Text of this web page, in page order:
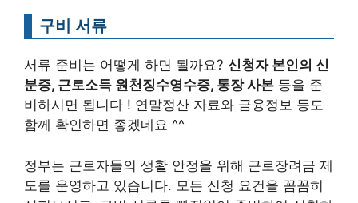
구비 서류
서류 준비는 어떻게 하면 될까요? 신청자 본인의 신
분증, 근로소득 원천징수영수증, 통장 사본 등을 준
비하시면 됩니다 ! 연말정산 자료와 금융정보 등도
함께 확인하면 좋겠네요 ^^
정부는 근로자들의 생활 안정을 위해 근로장려금 제
도를 운영하고 있습니다. 모든 신청 요건을 꼼꼼히